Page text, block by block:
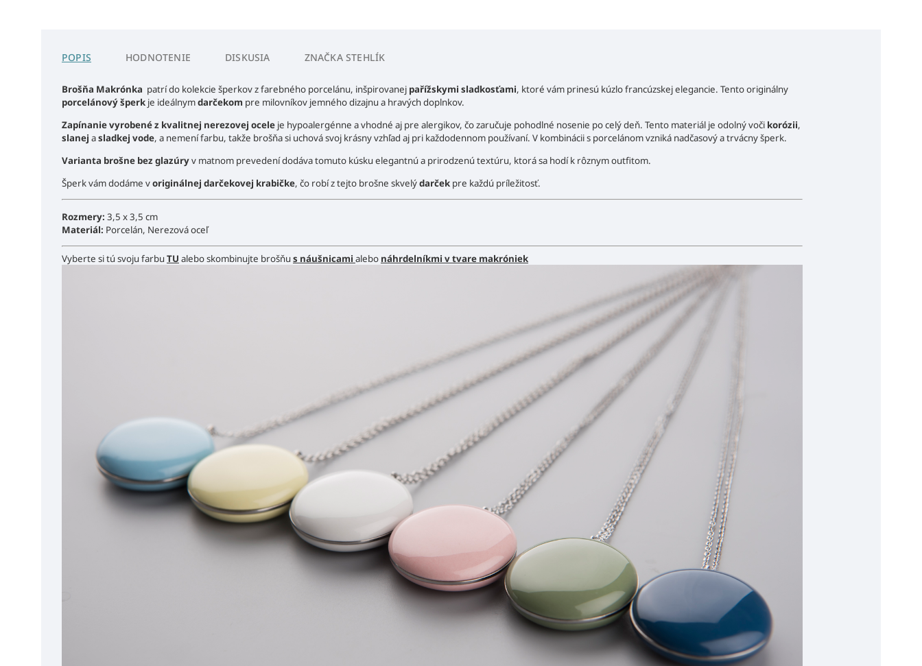
POPIS HODNOTENIE DISKUSIA ZNAČKASTEHLÍK
Brošňa Makrónka patrí do kolekcie šperkov z farebného porcelánu, inšpirovanej pařížskymi sladkosťami, ktoré vám prinesú kúzlo francúzskej elegancie. Tento originálny
porcelánový šperk je ideálnymdarčekom pre milovníkov jemného dizajnu a hravých doplnkov.
Zapínanie vyrobené z kvalitnej nerezovej ocele je hypoalergénne a vhodné aj pre alergikov, čo zaručuje pohodlné nosenie po celý deň. Tento materiál je odolný voči korózii,
slanej asladkej vode, a nemení farbu, takže brošňa si uchová svoj krásny vzhľad aj pri každodennom používaní. V kombinácii s porcelánom vzniká nadčasový a trvácny šperk.
Varianta brošne bez glazúryv matnom prevedení dodáva tomuto kúsku elegantnú a prirodzenú textúru, ktorá sa hodí k rôznym outfitom.
Šperk vám dodáme voriginálnej darčekovej krabičke, čo robí z tejto brošne skvelýdarček pre každú príležitosť.
Rozmery: 3,5 x 3,5 cm
Materiál: Porcelán, Nerezová oceľ
Vyberte si tú svoju farbu TU alebo skombinujte brošňu s náušnicami alebo náhrdelníkmi v tvare makróniek